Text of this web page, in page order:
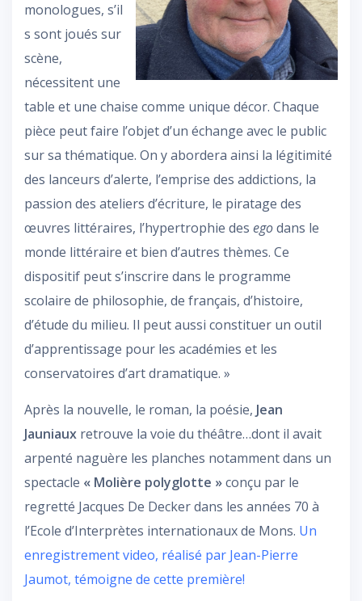
monologues, s’il
s sont joués sur
scène,
nécessitent une
table et une chaise comme unique décor. Chaque
pièce peut faire l’objet d’un échange avec le public
sur sa thématique. On y abordera ainsi la légitimité
des lanceurs d’alerte, l’emprise des addictions, la
passion des ateliers d’écriture, le piratage des
œuvres littéraires, l’hypertrophie des egodans le
monde littéraire et bien d’autres thèmes. Ce
dispositif peut s’inscrire dans le programme
scolaire de philosophie, de français, d’histoire,
d’étude du milieu. Il peut aussi constituer un outil
d’apprentissage pour les académies et les
conservatoires d’art dramatique. »
Après la nouvelle, le roman, la poésie, Jean
Jauniaux retrouve la voie du théâtre…dont il avait
arpenté naguère les planches notamment dans un
spectacle « Molière polyglotte »conçu par le
regretté Jacques De Decker dans les années 70 à
l’Ecole d’Interprètes internationaux de Mons. Un
enregistrement video, réalisé par Jean-Pierre
Jaumot, témoigne de cette première!